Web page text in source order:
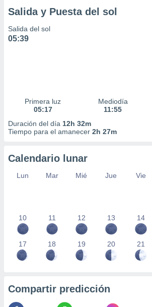
Salida y Puesta del sol
Salida del sol
05:39
Primera luz
05:17
Mediodía
11:55
Duración del día 12h 32m
Tiempo para el amanecer 2h 27m
Calendario lunar
Lun Mar Mié Jue Vie
10 11 12 13 14
17 18 19 20 21
Compartir predicción